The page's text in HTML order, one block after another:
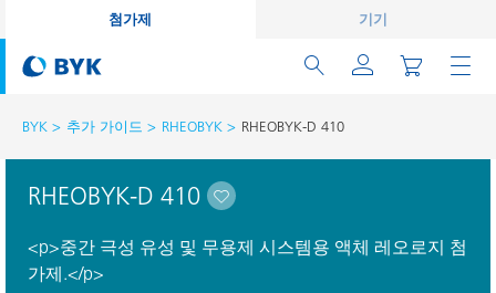
첨가제 기기
BYK 추가 가이드 RHEOBYK RHEOBYK-D 410
RHEOBYK-D 410
<p>중간 극성 유성 및 무용제 시스템용 액체 레오로지 첨
가제.</p>